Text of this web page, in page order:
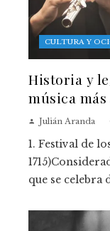
CULTURA Y
Historia y
música
Julián Aranda
1. Festival de
que se